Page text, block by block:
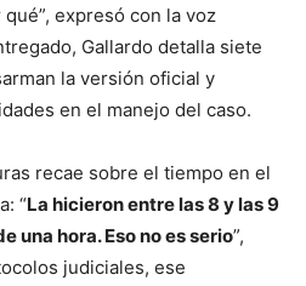
expresó con la voz
Gallardo detalla siete
la versión oficial y
en el manejo del caso.
recae sobre el tiempo en el
“La hicieron entre las 8 y las 9
una hora. Eso no es serio”,
judiciales, ese